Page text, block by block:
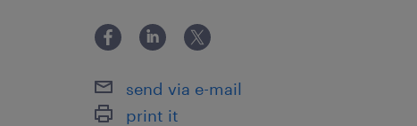
send via e-mail
print it